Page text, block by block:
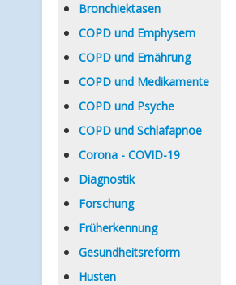
Bronchiektasen
COPD und Emphysem
COPD und Ernährung
COPD und Medikamente
COPD und Psyche
COPD und Schlafapnoe
Corona - COVID-19
Diagnostik
Forschung
Früherkennung
Gesundheitsreform
Husten